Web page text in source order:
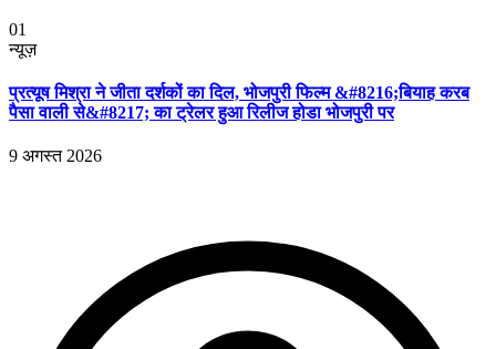
01
न्यूज़
प्रत्यूष मिश्रा ने जीता दर्शकों का दिल, भोजपुरी फिल्म &#8216;बियाह करब
पैसा वाली से&#8217; का ट्रेलर हुआ रिलीज होडा भोजपुरी पर
9 अगस्त 2026